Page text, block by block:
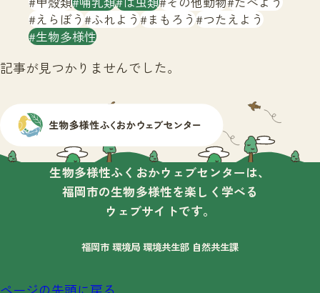
えらぼう ふれよう まもろう つたえよう
生物多様性
記事が見つかりませんでした。
生物多様性ふくおかウェブセンターは、
福岡市の生物多様性を楽しく学べる
ウェブサイトです。
福岡市 環境局 環境共生部 自然共生課